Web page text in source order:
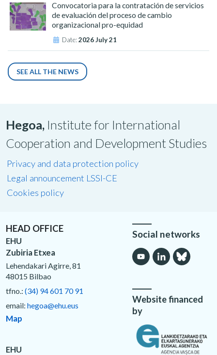
Convocatoria para la contratación de servicios
de evaluación del proceso de cambio
organizacional pro-equidad
Date:2026 July 21
SEE ALL THE NEWS
Hegoa, Institute for International
Cooperation and Development Studies
Privacy and data protection policy
Legal announcement LSSI-CE
Cookies policy
HEAD OFFICE
EHU
Zubiria Etxea
Lehendakari Agirre, 81
48015 Bilbao
tfno.: (34) 94 601 70 91
email: hegoa@ehu.eus
Map
EHU
Social networks
Website financed
by